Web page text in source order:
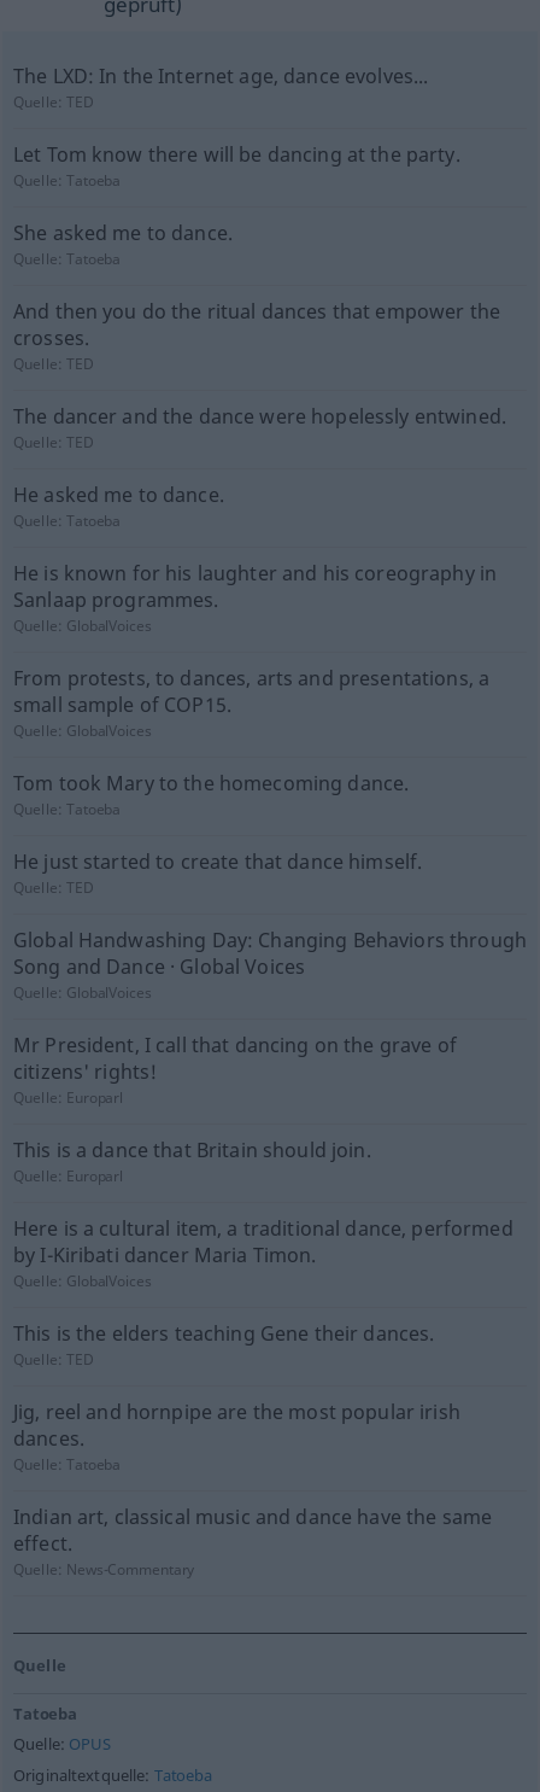
The LXD: In the Internet age, dance evolves...
Quelle:TED
Let Tom know there will be dancing at the party.
Quelle:Tatoeba
She asked me to dance.
Quelle:Tatoeba
And then you do the ritual dances that empower the
crosses.
Quelle:TED
The dancer and the dance were hopelessly entwined.
Quelle:TED
He asked me to dance.
Quelle:Tatoeba
He is known for his laughter and his coreography in
Sanlaap programmes.
Quelle: GlobalVoices
From protests, to dances, arts and presentations, a
small sample of COP15.
Quelle: GlobalVoices
Tom took Mary to the homecoming dance.
Quelle:Tatoeba
He just started to create that dance himself.
Quelle:TED
Global Handwashing Day: Changing Behaviors through
Song and Dance · Global Voices
Quelle: GlobalVoices
Mr President, I call that dancing on the grave of
citizens' rights!
Quelle: Europarl
This is a dance that Britain should join.
Quelle: Europarl
Here is a cultural item, a traditional dance, performed
by I-Kiribati dancer Maria Timon.
Quelle: GlobalVoices
This is the elders teaching Gene their dances.
Quelle:TED
Jig, reel and hornpipe are the most popular irish
dances.
Quelle:Tatoeba
Indian art, classical music and dance have the same
effect.
Quelle: News-Commentary
Quelle
Tatoeba
Quelle: OPUS
Originaltextquelle: Tatoeba